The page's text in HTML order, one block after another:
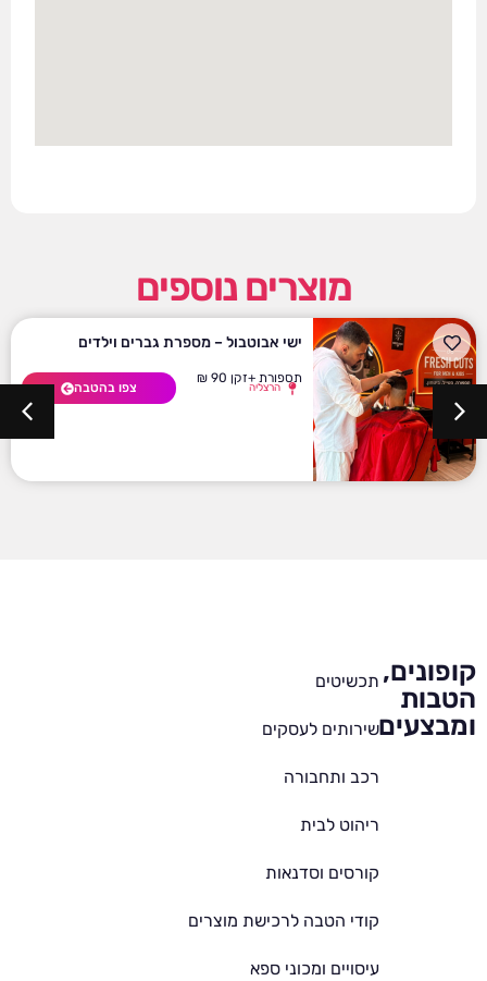
מוצרים נוספים
ישי אבוטבול – מספרת גברים וילדים
תספורת +זקן 90 ₪
הרצליה צפו בהטבה
קופונים,
הטבות
ומבצעים
תכשיטים
שירותים לעסקים
רכב ותחבורה
ריהוט לבית
קורסים וסדנאות
קודי הטבה לרכישת מוצרים
עיסויים ומכוני ספא